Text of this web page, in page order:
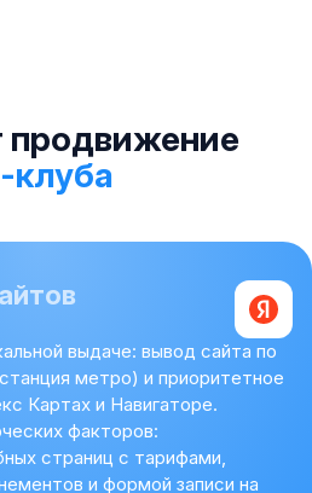
продвижение
клуба
выдаче: вывод сайта по
метро) и приоритетное
Картах и Навигаторе.
факторов:
страниц с тарифами,
и формой записи на